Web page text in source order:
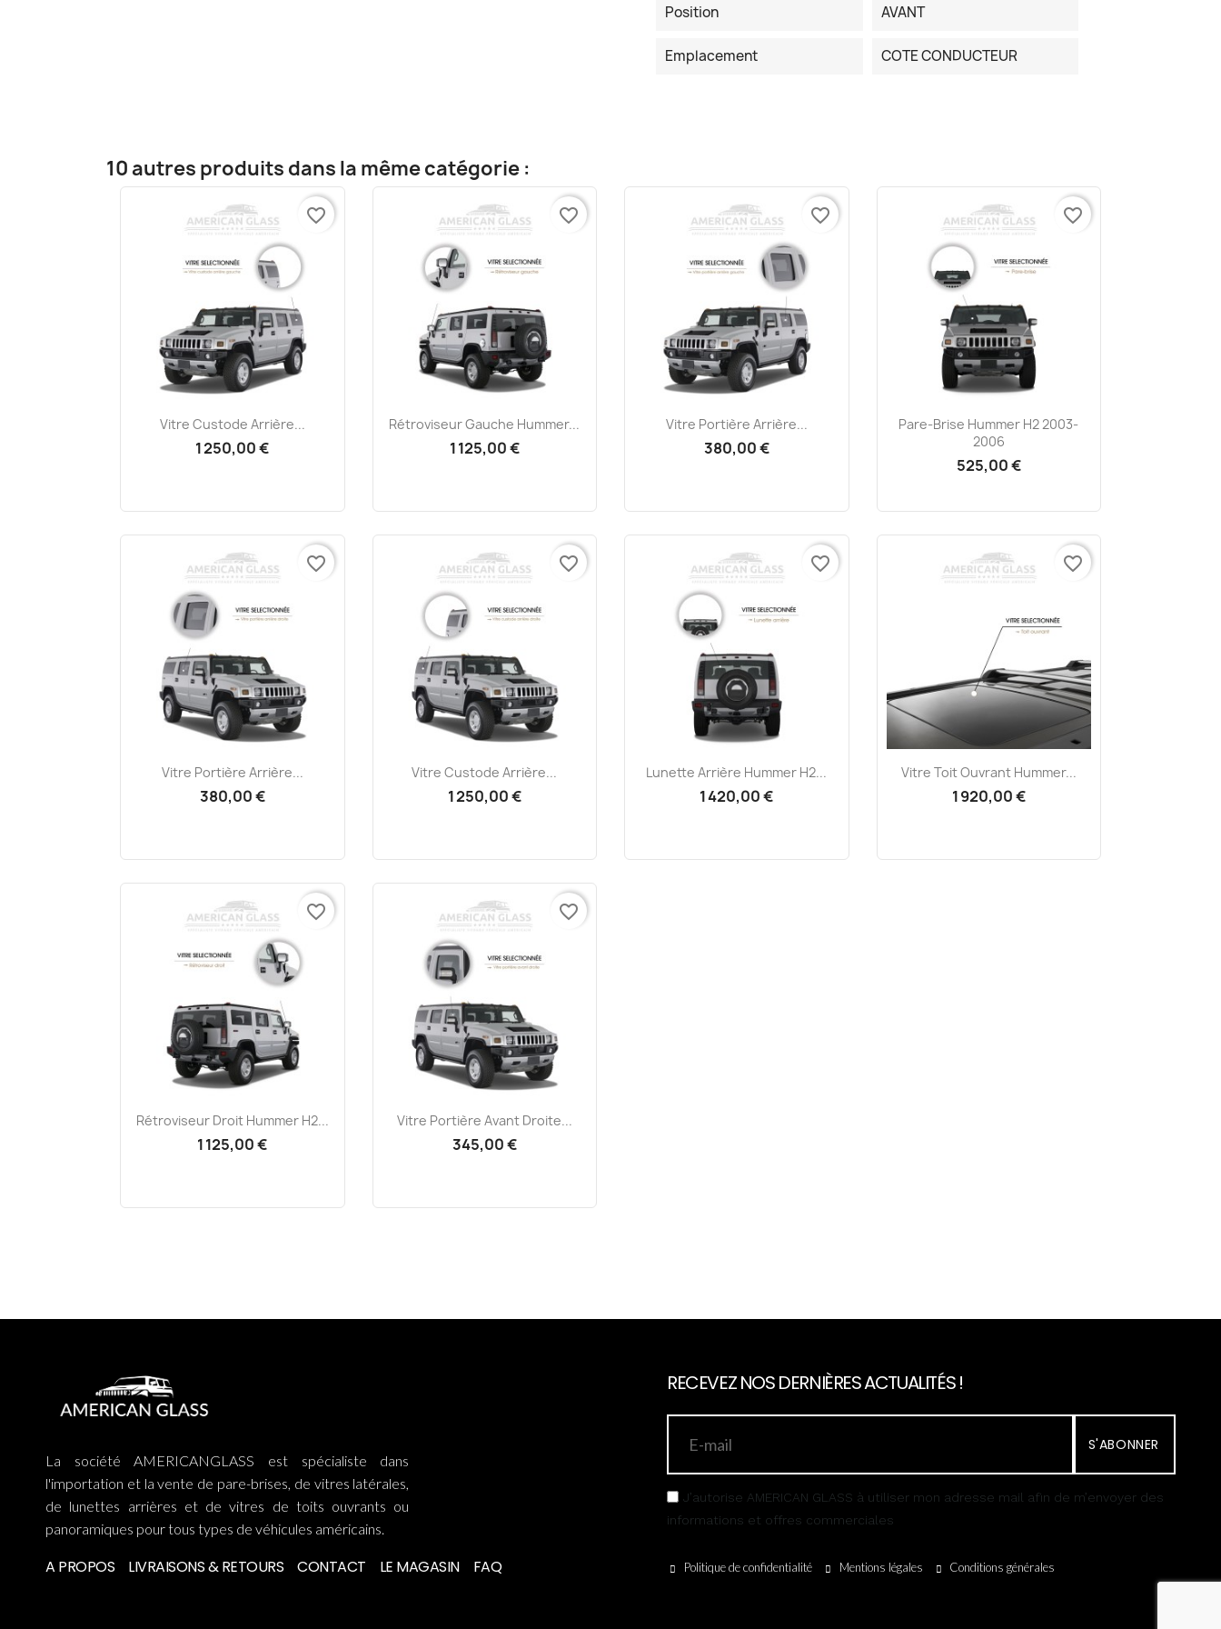
Position
AVANT
Emplacement COTE CONDUCTEUR
10 autres produits dans la même catégorie :
Aperçu rapide
Vitre Custode Arrière...
1 250,00 €
favorite_border
Aperçu rapide
Rétroviseur Gauche Hummer...
1 125,00 €
favorite_border
 Aperçu rapide
Vitre Portière Arrière...
380,00 €
favorite_border
Aperçu rapide
Pare-Brise Hummer H2 2003-
2006
525,00 €
favorite_border
 Aperçu rapide
Vitre Portière Arrière...
380,00 €
favorite_border
Aperçu rapide
Vitre Custode Arrière...
1 250,00 €
favorite_border
 Aperçu rapide
Lunette Arrière Hummer H2...
1 420,00 €
favorite_border
Aperçu rapide
Vitre Toit Ouvrant Hummer...
1 920,00 €
favorite_border
Aperçu rapide
Rétroviseur Droit Hummer H2...
1 125,00 €
favorite_border
Aperçu rapide
Vitre Portière Avant Droite...
345,00 €
favorite_border
La société AMERICANGLASS est spécialiste dans
l'importation et la vente de pare-brises, de vitres latérales,
de lunettes arrières et de vitres de toits ouvrants ou
panoramiques pour tous types de véhicules américains.
A PROPOS LIVRAISONS & RETOURS CONTACT LE MAGASIN FAQ
RECEVEZ NOS DERNIÈRES ACTUALITÉS !
S'ABONNER
J’autorise AMERICAN GLASS à utiliser mon adresse mail afin de m’envoyer des
informations et offres commerciales
Politique de confidentialité Mentions légales Conditions générales